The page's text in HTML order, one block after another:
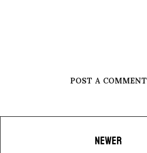
POST A COMMENT
NEWER